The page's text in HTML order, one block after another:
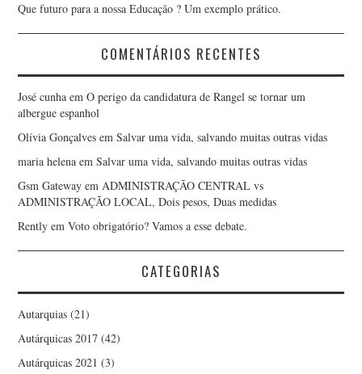
Que futuro para a nossa Educação ? Um exemplo prático.
COMENTÁRIOS RECENTES
José cunha emO perigo da candidatura de Rangel se tornar um
albergue espanhol
Olívia Gonçalves emSalvar uma vida, salvando muitas outras vidas
maria helena emSalvar uma vida, salvando muitas outras vidas
Gsm Gateway emADMINISTRAÇÃO CENTRAL vs
ADMINISTRAÇÃO LOCAL, Dois pesos, Duas medidas
Rently emVoto obrigatório? Vamos a esse debate.
CATEGORIAS
Autarquias (21)
Autárquicas 2017 (42)
Autárquicas 2021 (3)